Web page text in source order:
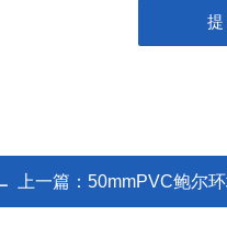
上一篇： 50mmPVC鲍尔